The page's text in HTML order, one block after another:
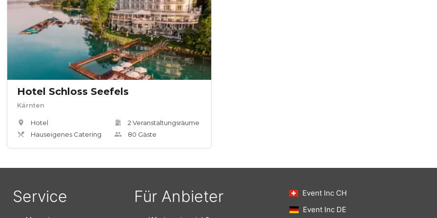
Hotel Schloss Seefels
Kärnten
Hotel
Hauseigenes Catering
2 Veranstaltungsräume
80 Gäste
Service Für Anbieter
Event Inc CH
Event Inc DE